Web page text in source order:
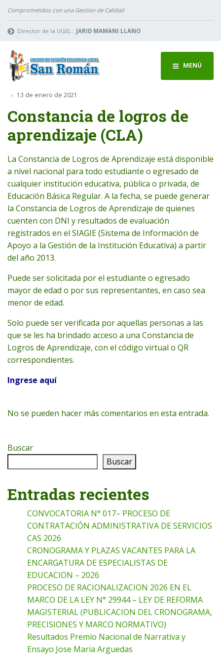
Comprometidos con una Gestion de Calidad
Director de la UGEL : JARID MAMANI LLANO
MENÚ
13 de enero de 2021
Constancia de logros de
aprendizaje (CLA)
La Constancia de Logros de Aprendizaje está disponible
a nivel nacional para todo estudiante o egresado de
cualquier institución educativa, pública o privada, de
Educación Básica Regular. A la fecha, se puede generar
la Constancia de Logros de Aprendizaje de quienes
cuenten con DNI y resultados de evaluación
registrados en el SIAGIE (Sistema de Información de
Apoyo a la Gestión de la Institución Educativa) a partir
del año 2013.
Puede ser solicitada por el estudiante o egresado
mayor de edad o por sus representantes, en caso sea
menor de edad.
Solo puede ser verificada por aquellas personas a las
que se les ha brindado acceso a una Constancia de
Logros de Aprendizaje, con el código virtual o QR
correspondientes.
Ingrese aquí
No se pueden hacer más comentarios en esta entrada.
Buscar
Buscar
Entradas recientes
CONVOCATORIA N° 017– PROCESO DE
CONTRATACIÓN ADMINISTRATIVA DE SERVICIOS
CAS 2026
CRONOGRAMA Y PLAZAS VACANTES PARA LA
ENCARGATURA DE ESPECIALISTAS DE
EDUCACION – 2026
PROCESO DE RACIONALIZACION 2026 EN EL
MARCO DE LA LEY N° 29944 – LEY DE REFORMA
MAGISTERIAL (PUBLICACION DEL CRONOGRAMA,
PRECISIONES Y MARCO NORMATIVO)
Resultados Premio Nacional de Narrativa y
Ensayo Jose Maria Arguedas